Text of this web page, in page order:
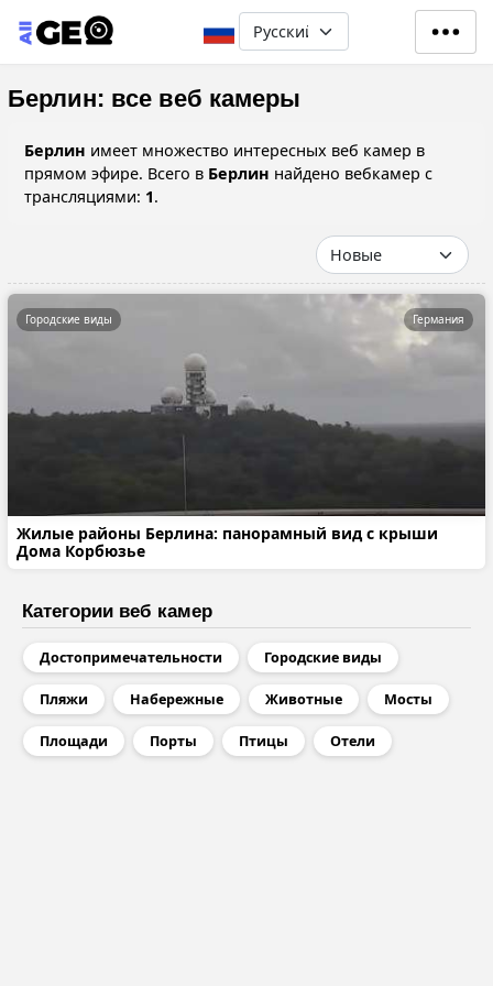
Перейти к основному
Select your language
Берлин: все веб камеры
Берлин имеет множество интересных веб камер в
прямом эфире. Всего в Берлин найдено вебкамер с
трансляциями: 1.
Жилые районы Берлина: панорамный вид с крыши
Дома Корбюзье
Городские виды Германия
Категории веб камер
Достопримечательности Городские виды
Пляжи Набережные Животные Мосты
Площади Порты Птицы Отели